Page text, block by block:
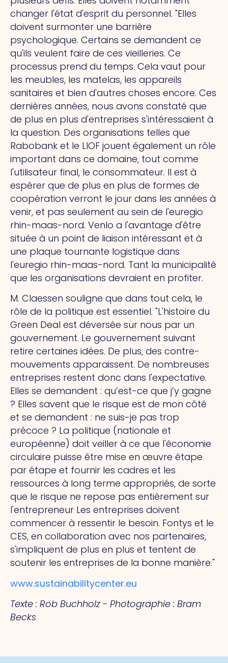
changer l'état d'esprit du personnel. "Elles
doivent surmonter une barrière
psychologique. Certains se demandent ce
qu'ils veulent faire de ces vieilleries. Ce
processus prend du temps. Cela vaut pour
les meubles, les matelas, les appareils
sanitaires et bien d'autres choses encore. Ces
dernières années, nous avons constaté que
de plus en plus d'entreprises s'intéressaient à
la question. Des organisations telles que
Rabobank et le LIOF jouent également un rôle
important dans ce domaine, tout comme
l'utilisateur final, le consommateur. Il est à
espérer que de plus en plus de formes de
coopération verront le jour dans les années à
venir, et pas seulement au sein de l'euregio
rhin-maas-nord. Venlo a l'avantage d'être
située à un point de liaison intéressant et à
une plaque tournante logistique dans
l'euregio rhin-maas-nord. Tant la municipalité
que les organisations devraient en profiter.
M. Claessen souligne que dans tout cela, le
rôle de la politique est essentiel. "L'histoire du
Green Deal est déversée sur nous par un
gouvernement. Le gouvernement suivant
retire certaines idées. De plus, des contre-
mouvements apparaissent. De nombreuses
entreprises restent donc dans l'expectative.
Elles se demandent : quʼest-ce que jʼy gagne
? Elles savent que le risque est de mon côté
et se demandent : ne suis-je pas trop
précoce ? La politique (nationale et
européenne) doit veiller à ce que l'économie
circulaire puisse être mise en œuvre étape
par étape et fournir les cadres et les
ressources à long terme appropriés, de sorte
que le risque ne repose pas entièrement sur
l'entrepreneur Les entreprises doivent
commencer à ressentir le besoin. Fontys et le
CES, en collaboration avec nos partenaires,
s'impliquent de plus en plus et tentent de
soutenir les entreprises de la bonne manière."
www.sustainabilitycenter.eu
Texte : Rob Buchholz - Photographie : Bram
Becks